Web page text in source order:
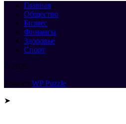
Главная
Общество
Бизнес
Финансы
Здоровье
Спорт
© 2026
Тема от WP Puzzle
➤